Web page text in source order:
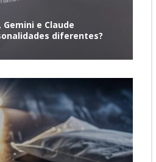
Gemini e Claude
diferentes?